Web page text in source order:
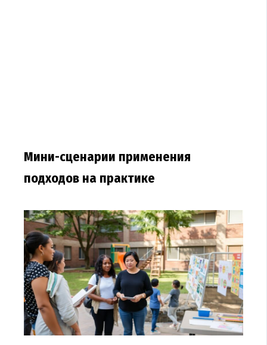
Мини-сценарии применения
подходов на практике